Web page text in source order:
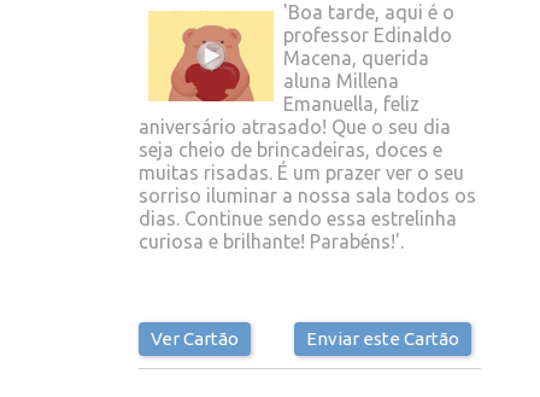
'Boa tarde, aqui é o
professor Edinaldo
Macena, querida
aluna Millena
Emanuella, feliz
aniversário atrasado! Que o seu dia
seja cheio de brincadeiras, doces e
muitas risadas. É um prazer ver o seu
sorriso iluminar a nossa sala todos os
dias. Continue sendo essa estrelinha
curiosa e brilhante! Parabéns!'.
Ver Cartão Enviar este Cartão